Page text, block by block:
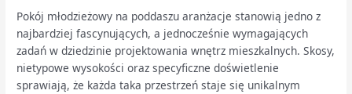
Pokój młodzieżowy na poddaszu aranżacje stanowią jedno z
najbardziej fascynujących, a jednocześnie wymagających
zadań w dziedzinie projektowania wnętrz mieszkalnych. Skosy,
nietypowe wysokości oraz specyficzne doświetlenie
sprawiają, że każda taka przestrzeń staje się unikalnym